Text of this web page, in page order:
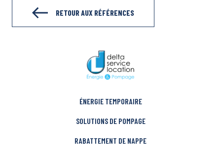
RETOUR AUX RÉFÉRENCES
ÉNERGIE TEMPORAIRE
SOLUTIONS DE POMPAGE
RABATTEMENT DE NAPPE